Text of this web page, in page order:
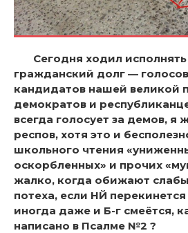
Сегодня ходил
гражданский долг —
кандидатов нашей великой
демократов и
всегда голосует за демов,
респов, хотя это и
школьного чтения
оскорбленных» и прочих
жалко, когда обижают
потеха, если НЙ
иногда даже и Б-г смеётся,
написано в Псалме №2 ?